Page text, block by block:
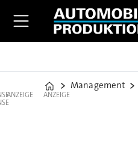
Home
Management
ANZEIGE ANZEIGE